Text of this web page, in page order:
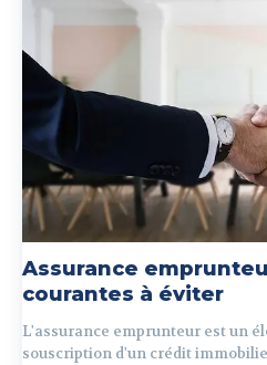
Assurance
courantes à éviter
L'assurance emprunteur est un
souscription d'un crédit